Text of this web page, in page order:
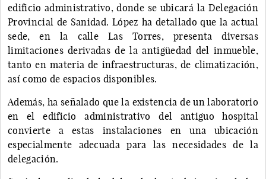
edificio administrativo, donde se ubicará la Delegación
Provincial de Sanidad. López ha detallado que la actual
sede, en la calle Las Torres, presenta diversas
limitaciones derivadas de la antigüedad del inmueble,
tanto en materia de infraestructuras, de climatización,
así como de espacios disponibles.
Además, ha señalado que la existencia de un laboratorio
en el edificio administrativo del antiguo hospital
convierte a estas instalaciones en una ubicación
especialmente adecuada para las necesidades de la
delegación.